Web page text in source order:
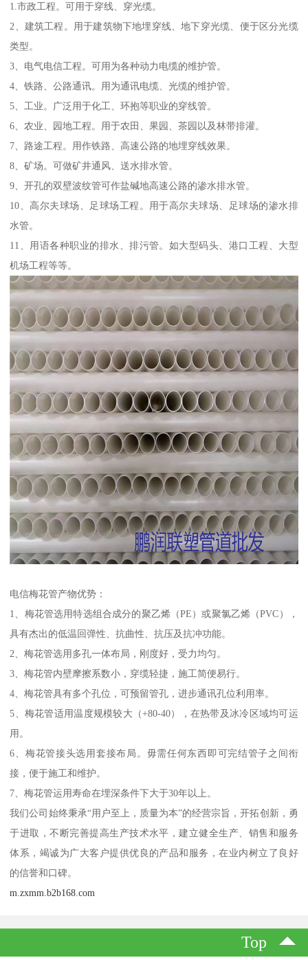
1.市政工程。可用于穿线、穿光缆。
2、建筑工程。用于建筑物下地埋穿线、地下穿光缆、便于区分光缆
类型。
3、电气电信工程。可用为各种动力电缆的维护管。
4、铁路、公路通讯。用为通讯电缆、光缆的维护管。
5、工业。广泛用于化工、环抱等职业的穿线管。
6、农业、园地工程。用于农田、果园、茶园以及林带排灌。
7、路途工程。用作铁路、高速公路的地埋穿线效果。
8、矿场。可做矿井通风、送水排水管。
9、开孔的双壁波纹管可作盐碱地高速公路的渗水排水管。
10、高尔夫球场、足球场工程。用于高尔夫球场、足球场的渗水排
水管。
11、用语各种职业的排水、排污管。如大型码头、港口工程、大型
机场工程等等。
电信梅花管产物优势：
1、梅花管选用特选组合成分的聚乙烯（PE）或聚氯乙烯（PVC），
具有杰出的低温回弹性、抗曲性、抗压及抗冲功能。
2、梅花管选用多孔一体布局，刚度好，受力均匀。
3、梅花管内壁摩擦系数小，穿缆轻捷，施工简便易行。
4、梅花管具有多个孔位，可预留管孔，进步通讯孔位利用率。
5、梅花管适用温度规模较大（+80-40），在热带及冰冷区域均可运
用。
6、梅花管接头选用套接布局。毋需任何东西即可完结管子之间衔
接，便于施工和维护。
7、梅花管运用寿命在埋深条件下大于30年以上。
我们公司始终秉承“用户至上，质量为本”的经营宗旨，开拓创新，勇
于进取，不断完善提高生产技术水平，建立健全生产、销售和服务
体系，竭诚为广大客户提供优良的产品和服务，在业内树立了良好
的信誉和口碑。
m.zxmm.b2b168.com
Top